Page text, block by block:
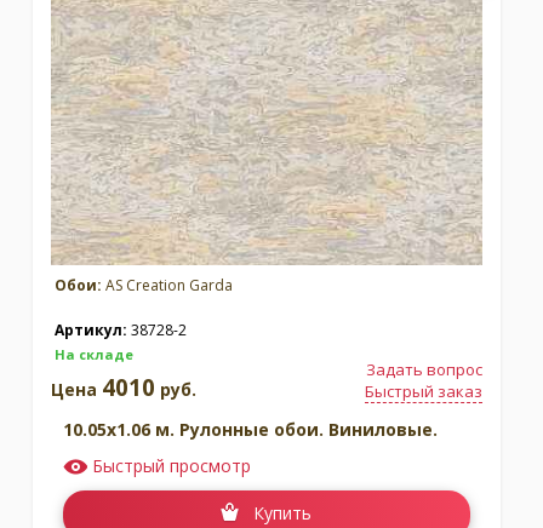
Обои: AS Creation Garda
Артикул: 38728-2
На складе
Задать вопрос
Быстрый заказ
Цена 4010 руб.
10.05x1.06 м. Рулонные обои. Виниловые.
Быстрый просмотр
Купить